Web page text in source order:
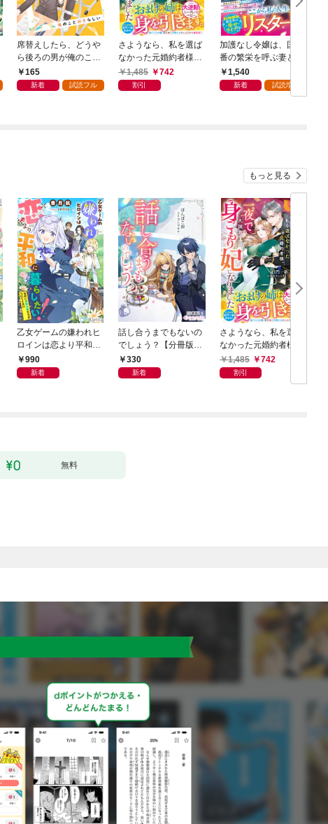
席替えしたら、どうや
ら後ろの男が俺のこと
好きらしい【単話版】
１巻
165
新着 試読フル
さようなら、私を選ば
なかった元婚約者様。
一夜で大国君主の身ご
もり妃になりました
1,485 742
割引
加護なし令嬢は、国一
番の繁栄を呼ぶ妻とし
て迎えられました～無
能と捨てられた私、ど
うやら精霊との架け橋
1,540
新着 試読増量
もっと見る
乙女ゲームの嫌われヒ
ロインは恋より平和に
暮らしたい！（なのに
攻略対象たちがついて
990
新着
話し合うまでもないの
でしょう？【分冊版】
1 330
新着
さようなら、私を選ば
なかった元婚約者様。
一夜で大国君主の身ご
もり妃になりました
【電子限定SS付き】
1,485 742
割引
無料